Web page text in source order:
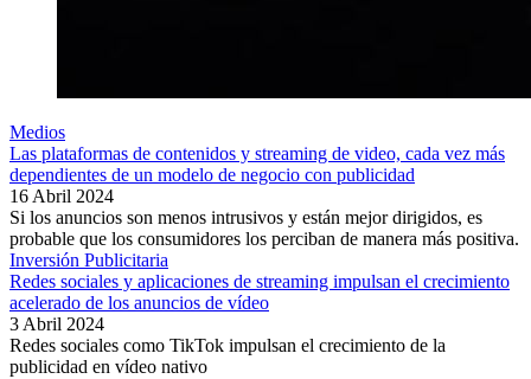
Medios
Las plataformas de contenidos y streaming de video, cada vez más
dependientes de un modelo de negocio con publicidad
16 Abril 2024
Si los anuncios son menos intrusivos y están mejor dirigidos, es
probable que los consumidores los perciban de manera más positiva.
Inversión Publicitaria
Redes sociales y aplicaciones de streaming impulsan el crecimiento
acelerado de los anuncios de vídeo
3 Abril 2024
Redes sociales como TikTok impulsan el crecimiento de la
publicidad en vídeo nativo